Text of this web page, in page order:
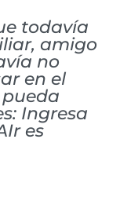
todavía
amigo
no
en el
Ingresa
es